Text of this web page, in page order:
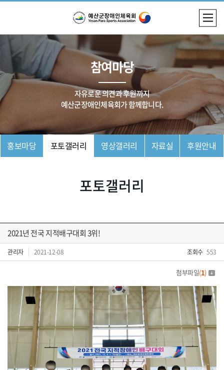
참여마당
자유로운 의견과 후원까지
예산군장애인체육회가 함께합니다.
홍보마당 포토갤러리 영상갤러리 자료실 후원안내
포토갤러리
2021년 전국 지적배구대회 3위!
관리자 2021-12-08 조회수 553
첨부파일(1)